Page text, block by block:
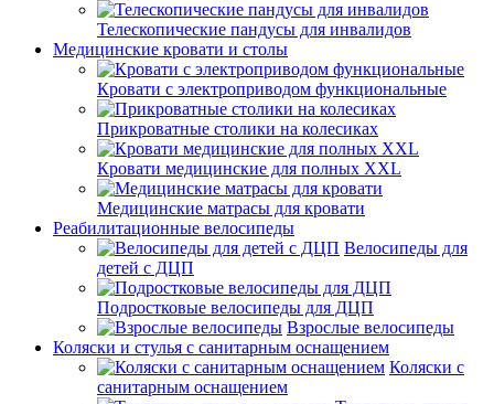
Телескопические пандусы для инвалидов
Медицинские кровати и столы
Кровати с электроприводом функциональные
Прикроватные столики на колесиках
Кровати медицинские для полных XXL
Медицинские матрасы для кровати
Реабилитационные велосипеды
Велосипеды для
детей с ДЦП
Подростковые велосипеды для ДЦП
Взрослые велосипеды
Коляски и стулья с санитарным оснащением
Коляски с
санитарным оснащением